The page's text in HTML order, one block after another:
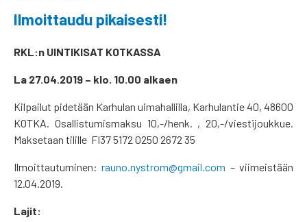
Ilmoittaudu pikaisesti!
RKL:n UINTIKISAT KOTKASSA
La 27.04.2019 – klo. 10.00 alkaen
Kilpailut pidetään Karhulan uimahallilla, Karhulantie 40, 48600
KOTKA. Osallistumismaksu 10,-/henk. , 20,-/viestijoukkue.
Maksetaan tilille FI37 5172 0250 2672 35
Ilmoittautuminen:rauno.nystrom@gmail.com – viimeistään
12.04.2019.
Lajit: